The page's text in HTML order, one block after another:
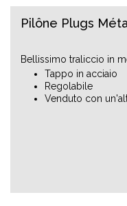
Pilône Plugs
Bellissimo traliccio in
Tappo in acciaio
Regolabile
Venduto con